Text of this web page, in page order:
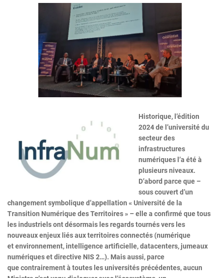
Historique, l’édition
2024 de l’université du
secteur des
infrastructures
numériques l’a été à
plusieurs niveaux.
D’abord parce que –
sous couvert d’un
changement symbolique d’appellation « Université de la
Transition Numérique des Territoires » – elle a confirmé que tous
les industriels ont désormais les regards tournés vers les
nouveaux enjeux liés aux territoires connectés (numérique
et environnement, intelligence artificielle, datacenters, jumeaux
numériques et directive NIS 2…). Mais aussi, parce
que contrairement à toutes les universités précédentes, aucun